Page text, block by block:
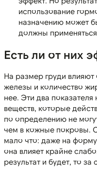
использование
назначению может
должны применяться
Есть ли от них
На размер груди
железы и количество
нее. Эти два
веществ, которые
по определению не
чем в кожные покровы.
мало что: даже на
она влияет крайне
результат и будет, то за